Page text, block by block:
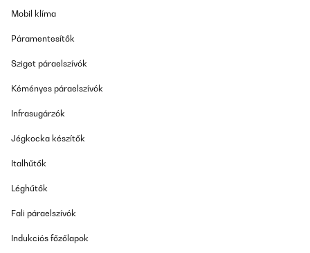
Sehr gute und scgnelle Trockenleistung, läuft automatisch und
Schritten einstellbar) ab. Startet wieder alleine, wenn
grossen Wassertank. Wird von mir im Keller genutzt. Der
zufrieden, empfehle ich weiter.
seit einiger Zeit und bin insgesamt zufrieden. Das Gerät entzieht
Mobil klíma
Páramentesítők
Sziget páraelszívók
Kéményes páraelszívók
Infrasugárzók
Jégkocka készítők
Italhűtők
Léghűtők
Fali páraelszívók
Indukciós főzőlapok